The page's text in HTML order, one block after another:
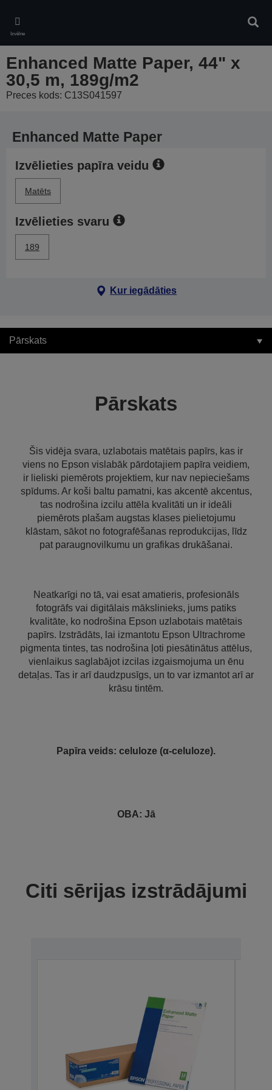
main
content
Izvēlne
Enhanced Matte Paper, 44" x
30,5 m, 189g/m2
Preces kods: C13S041597
Enhanced Matte Paper
Izvēlieties papīra veidu
Matēts
Izvēlieties svaru
189
Kur iegādāties
Pārskats
Pārskats
Šis vidēja svara, uzlabotais matētais papīrs, kas ir
viens no Epson vislabāk pārdotajiem papīra veidiem,
ir lieliski piemērots projektiem, kur nav nepieciešams
spīdums. Ar koši baltu pamatni, kas akcentē akcentus,
tas nodrošina izcilu attēla kvalitāti un ir ideāli
piemērots plašam augstas klases pielietojumu
klāstam, sākot no fotografēšanas reprodukcijas, līdz
pat paraugnovilkumu un grafikas drukāšanai.
Neatkarīgi no tā, vai esat amatieris, profesionāls
fotogrāfs vai digitālais mākslinieks, jums patiks
kvalitāte, ko nodrošina Epson uzlabotais matētais
papīrs. Izstrādāts, lai izmantotu Epson Ultrachrome
pigmenta tintes, tas nodrošina ļoti piesātinātus attēlus,
vienlaikus saglabājot izcilas izgaismojuma un ēnu
detaļas. Tas ir arī daudzpusīgs, un to var izmantot arī ar
krāsu tintēm.
Papīra veids: celuloze (α-celuloze).
OBA: Jā
Citi sērijas izstrādājumi